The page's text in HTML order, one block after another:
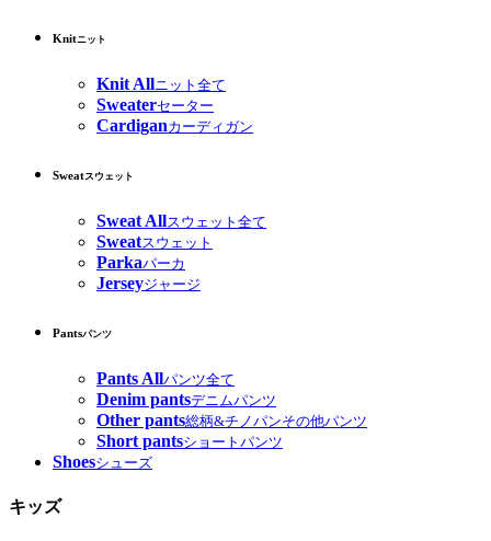
Knitニット
Knit Allニット全て
Sweaterセーター
Cardiganカーディガン
Sweatスウェット
Sweat Allスウェット全て
Sweatスウェット
Parkaパーカ
Jerseyジャージ
Pantsパンツ
Pants Allパンツ全て
Denim pantsデニムパンツ
Other pants総柄&チノパンその他パンツ
Short pantsショートパンツ
Shoesシューズ
キッズ